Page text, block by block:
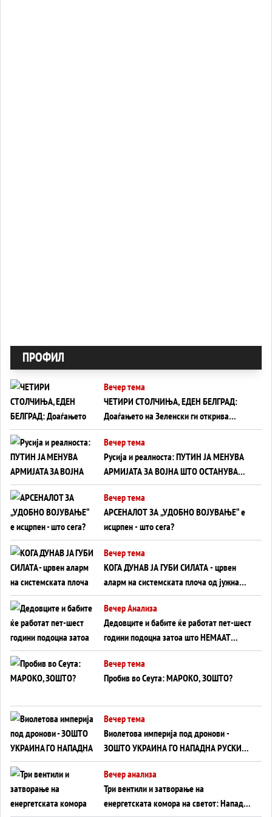
ПРОФИЛ
Вечер тема
ЧЕТИРИ СТОЛЧИЊА, ЕДЕН БЕЛГРАД:
Доаѓањето на Зеленски ги открива
тајните на политиката на балансирање
на Вучиќ
Вечер тема
Русија и реалноста: ПУТИН ЈА МЕНУВА
АРМИЈАТА ЗА ВОЈНА ШТО ОСТАНУВА
БЕЗ ФРОНТ
Вечер тема
АРСЕНАЛОТ ЗА „УДОБНО ВОЈУВАЊЕ“ е
исцрпен - што сега?
Вечер тема
КОГА ДУНАВ ЈА ГУБИ СИЛАТА - црвен
аларм на системската плоча од јужна
Германија до Црното Море...
Вечер Анализа
Дедовците и бабите ќе работат пет-шест
години подоцна затоа што НЕМААТ
ВНУЦИ ДА ГИ ЗАМЕНАТ
Вечер тема
Пробив во Сеута: МАРОКО, ЗОШТО?
Вечер тема
Виолетова империја под дронови -
ЗОШТО УКРАИНА ГО НАПАДНА РУСКИОТ
WILDBERRIES
Вечер анализа
Три вентили и затворање на
енергетската комора на светот: Нападот